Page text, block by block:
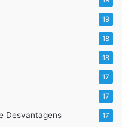
19
18
18
17
17
Desvantagens 17